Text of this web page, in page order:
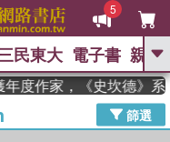
5
GO
吾 高希均教授回憶錄
、 父親節 、 如果歷
民東大 電子書 親子
度作家，《史坎德》系
篩選